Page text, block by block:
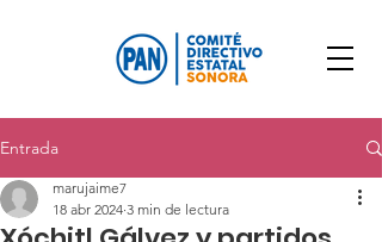
Entrada
marujaime7
18 abr 2024 3 min de lectura